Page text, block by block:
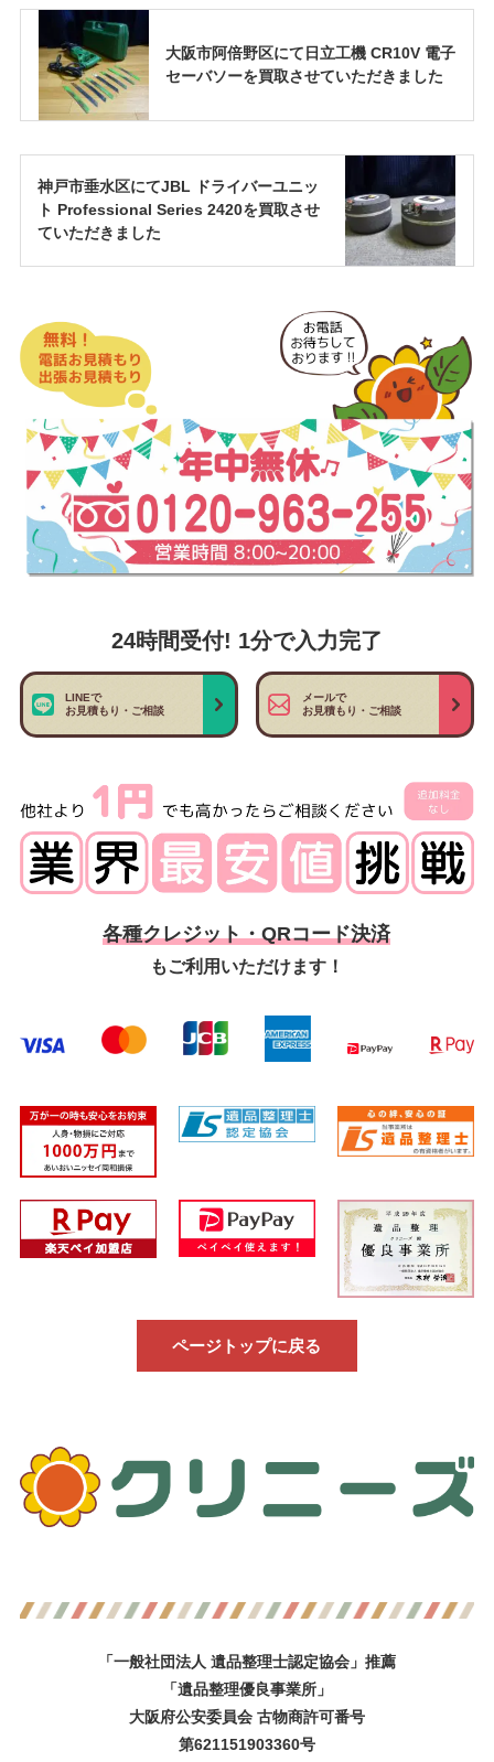
大阪市阿倍野区にて日立工機 CR10V 電子
セーバソーを買取させていただきました
神戸市垂水区にてJBL ドライバーユニッ
ト Professional Series 2420を買取させ
ていただきました
24時間受付! 1分で入力完了
LINEで
お見積もり・ご相談
メールで
お見積もり・ご相談
各種クレジット・QRコード決済
もご利用いただけます！
ページトップに戻る
「一般社団法人 遺品整理士認定協会」推薦
「遺品整理優良事業所」
大阪府公安委員会 古物商許可番号
第621151903360号